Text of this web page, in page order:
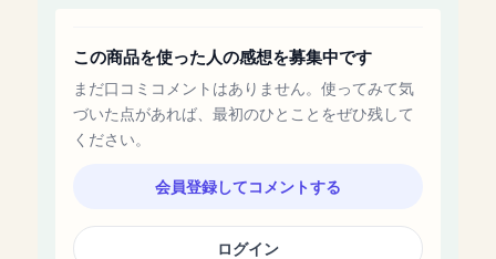
この商品を使った人の感想を募集中です
まだ口コミコメントはありません。使ってみて気
づいた点があれば、最初のひとことをぜひ残して
ください。
会員登録してコメントする
ログイン